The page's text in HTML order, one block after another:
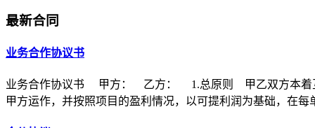
最新合同
业务合作协议书
业务合作协议书 甲方： 乙方： 1.总原则 甲乙双方本着互
甲方运作，并按照项目的盈利情况，以可提利润为基础，在每